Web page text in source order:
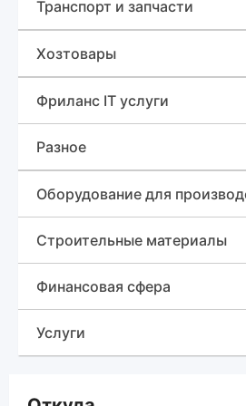
Инструменты
Стройматериалы
Для дома
Планшеты и электронные
Игровые приставки и
Телефоны
Рации
Ноутбуки
Транспорт и запчасти
Лесовоз (сортиментовоз)
Грузовики
Навесное оборудование
Трактор
Бульдозеры
Сельхозтехника
Автобетононасос
Хозтовары
Изделия из пластмассы,
Фриланс IT услуги
Разное
Знакомства
Различные услуги
Оборудование для
Строительные материалы
Финансовая сфера
Услуги